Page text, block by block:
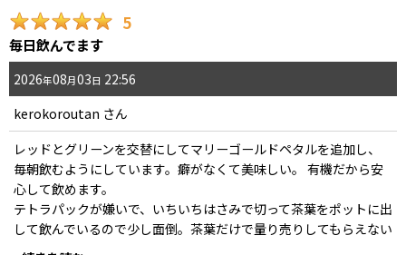
5
毎日飲んでます
2026年08月03日 22:56
kerokoroutan さん
レッドとグリーンを交替にしてマリーゴールドペタルを追加し、
毎朝飲むようにしています。癖がなくて美味しい。 有機だから安
心して飲めます。
テトラパックが嫌いで、いちいちはさみで切って茶葉をポットに出
して飲んでいるので少し面倒。茶葉だけで量り売りしてもらえない
かな？